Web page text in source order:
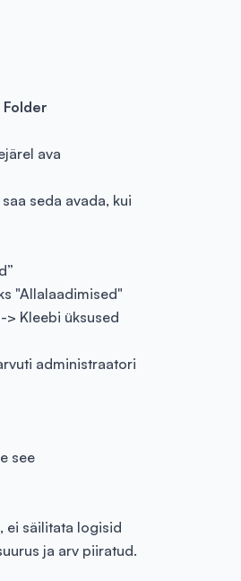
Folder
ava
seda avada, kui
"Allalaadimised"
> Kleebi üksused
administraatori
see
ei säilitata logisid
ja arv piiratud.